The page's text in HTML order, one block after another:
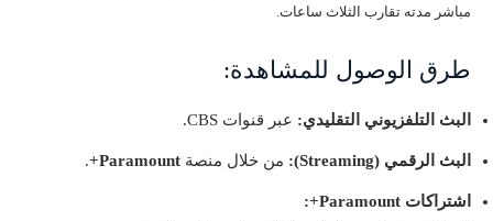
مباشر مدته تقارب الثلاث ساعات.
طرق الوصول للمشاهدة:
البث التلفزيوني التقليدي: عبر قنوات CBS.
البث الرقمي (Streaming): من خلال منصة Paramount+
.
اشتراكات Paramount+: